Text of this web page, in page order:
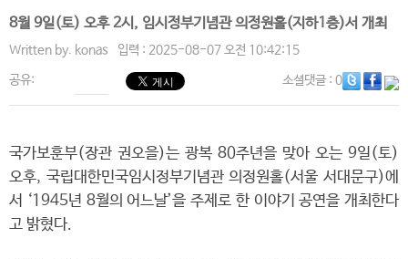
8월 9일(토) 오후 2시, 임시정부기념관 의정원홀(지하1층)서 개최
Written by. konas 입력 : 2025-08-07 오전 10:42:15
공유: 소셜댓글: 0
국가보훈부(장관 권오을)는 광복 80주년을 맞아 오는 9일(토)
오후, 국립대한민국임시정부기념관 의정원홀(서울 서대문구)에
서 ‘1945년 8월의 어느날’을 주제로 한 이야기 공연을 개최한다
고 밝혔다.